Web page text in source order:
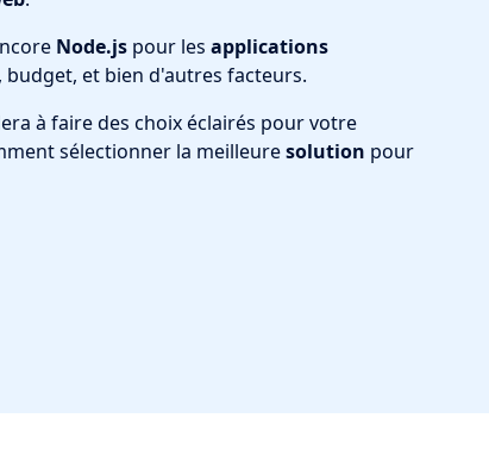
Node.js pour les applications
et bien d'autres facteurs.
à faire des choix éclairés pour votre
sélectionner la meilleuresolution pour